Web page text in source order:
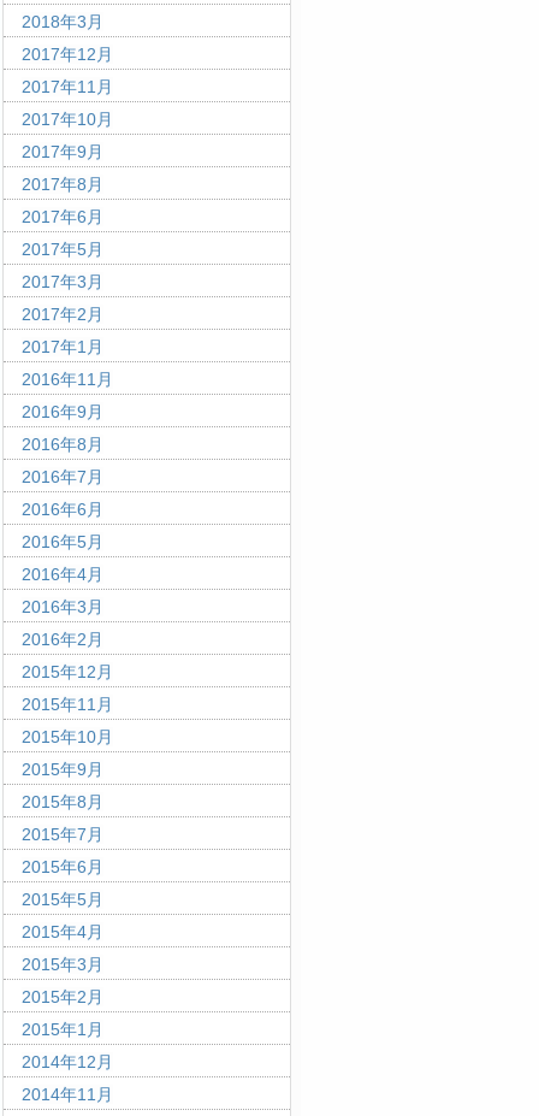
2018年3月
2017年12月
2017年11月
2017年10月
2017年9月
2017年8月
2017年6月
2017年5月
2017年3月
2017年2月
2017年1月
2016年11月
2016年9月
2016年8月
2016年7月
2016年6月
2016年5月
2016年4月
2016年3月
2016年2月
2015年12月
2015年11月
2015年10月
2015年9月
2015年8月
2015年7月
2015年6月
2015年5月
2015年4月
2015年3月
2015年2月
2015年1月
2014年12月
2014年11月